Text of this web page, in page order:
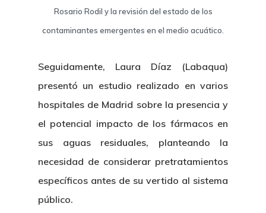
Rosario Rodil y la revisión del estado de los
contaminantes emergentes en el medio acuático.
Seguidamente, Laura Díaz (Labaqua)
presentó un estudio realizado en varios
hospitales de Madrid sobre la presencia y
el potencial impacto de los fármacos en
sus aguas residuales, planteando la
necesidad de considerar pretratamientos
específicos antes de su vertido al sistema
público.